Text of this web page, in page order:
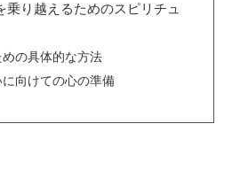
乗り越えるためのスピリチュ
めの具体的な方法
向けての心の準備